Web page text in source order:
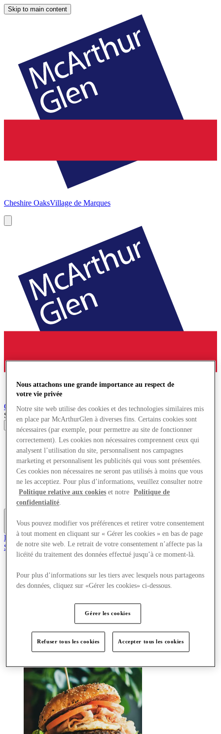
Skip to main content
Cheshire OaksVillage de Marques
Cheshire OaksVillage de Marques
Search input
Magasins
Offres
Planifiez votre visite
Quoi de neuf
Mangez et buvez
Cartes cadeaux
Services
Plus
Rejoignez le club
Sauvé
fr
Magasins
Offres
Planifiez votre visite
Plus
Nous attachons une grande importance au respect de
votre vie privée
Notre site web utilise des cookies et des technologies similaires mis
en place par McArthurGlen à diverses fins. Certains cookies sont
nécessaires (par exemple, pour permettre au site de fonctionner
correctement). Les cookies non nécessaires comprennent ceux qui
analysent l’utilisation du site, personnalisent nos campagnes
marketing et personnalisent les publicités qui vous sont présentées.
Ces cookies non nécessaires ne seront pas utilisés à moins que vous
ne les acceptiez. Pour plus d’informations, veuillez consulter notre
Politique relative aux cookies et notre
Politique de
confidentialité.
Vous pouvez modifier vos préférences et retirer votre consentement
à tout moment en cliquant sur « Gérer les cookies » en bas de page
de notre site web. Le retrait de votre consentement n’affecte pas la
licéité du traitement des données effectué jusqu’à ce moment-là.
Pour plus d’informations sur les tiers avec lesquels nous partageons
des données, cliquez sur «Gérer les cookies» ci-dessous.
Gérer les cookies
Refuser tous les cookies Accepter tous les cookies